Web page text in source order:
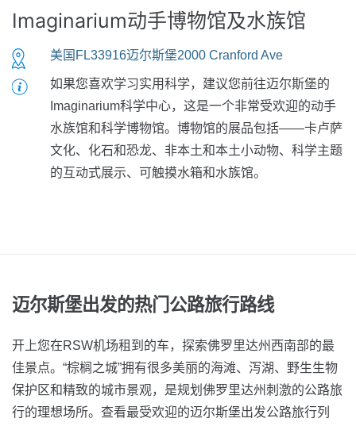
Imaginarium动手博物馆及水族馆
美国FL33916迈尔斯堡2000 Cranford Ave
如果您喜欢学习实用科学，建议您前往迈尔斯堡的
Imaginarium科学中心，这是一个非常受欢迎的动手
水族馆和科学博物馆。博物馆的展品包括——卡卢萨
文化、化石和恐龙、非本土和本土小动物、科学主题
的互动式展示、可触摸水箱和水族馆。
迈尔斯堡出发的热门公路旅行路线
开上您在RSW机场租到的车，探索佛罗里达州西南部的最
佳景点。“棕榈之城”拥有很多美丽的海滩、泻湖、野生生物
保护区和精致的城市景观，是规划佛罗里达州刺激的公路旅
行的理想场所。查看最受欢迎的迈尔斯堡出发公路旅行列